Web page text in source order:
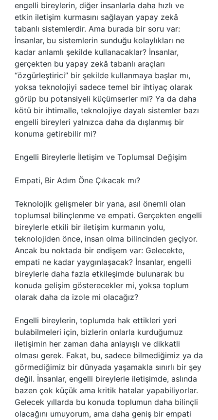
engelli bireylerin, diğer insanlarla daha hızlı ve
etkin iletişim kurmasını sağlayan yapay zekâ
tabanlı sistemlerdir. Ama burada bir soru var:
İnsanlar, bu sistemlerin sunduğu kolaylıkları ne
kadar anlamlı şekilde kullanacaklar? İnsanlar,
gerçekten bu yapay zekâ tabanlı araçları
“özgürleştirici” bir şekilde kullanmaya başlar mı,
yoksa teknolojiyi sadece temel bir ihtiyaç olarak
görüp bu potansiyeli küçümserler mi? Ya da daha
kötü bir ihtimalle, teknolojiye dayalı sistemler bazı
engelli bireyleri yalnızca daha da dışlanmış bir
konuma getirebilir mi?
Engelli Bireylerle İletişim ve Toplumsal Değişim
Empati, Bir Adım Öne Çıkacak mı?
Teknolojik gelişmeler bir yana, asıl önemli olan
toplumsal bilinçlenme ve empati. Gerçekten engelli
bireylerle etkili bir iletişim kurmanın yolu,
teknolojiden önce, insan olma bilincinden geçiyor.
Ancak bu noktada bir endişem var: Gelecekte,
empati ne kadar yaygınlaşacak? İnsanlar, engelli
bireylerle daha fazla etkileşimde bulunarak bu
konuda gelişim gösterecekler mi, yoksa toplum
olarak daha da izole mi olacağız?
Engelli bireylerin, toplumda hak ettikleri yeri
bulabilmeleri için, bizlerin onlarla kurduğumuz
iletişimin her zaman daha anlayışlı ve dikkatli
olması gerek. Fakat, bu, sadece bilmediğimiz ya da
görmediğimiz bir dünyada yaşamakla sınırlı bir şey
değil. İnsanlar, engelli bireylerle iletişimde, aslında
bazen çok küçük ama kritik hatalar yapabiliyorlar.
Gelecek yıllarda bu konuda toplumun daha bilinçli
olacağını umuyorum, ama daha geniş bir empati